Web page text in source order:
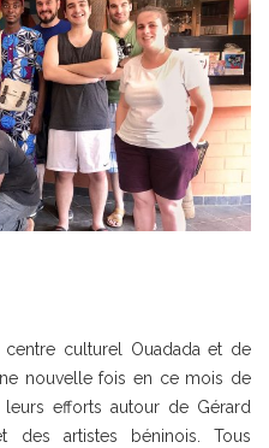
culturel Ouadada et de
nouvelle fois en ce mois de
efforts autour de Gérard
des artistes béninois. Tous